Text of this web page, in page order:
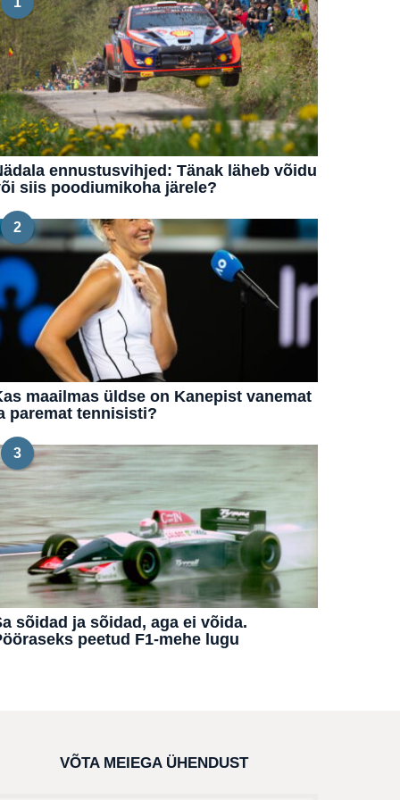
ennustusvihjed: Tänak läheb võidu
siis poodiumikoha järele?
2
maailmas üldse on Kanepist vanemat
paremat tennisisti?
3
sõidad ja sõidad, aga ei võida.
peetud F1-mehe lugu
VÕTA MEIEGA ÜHENDUST